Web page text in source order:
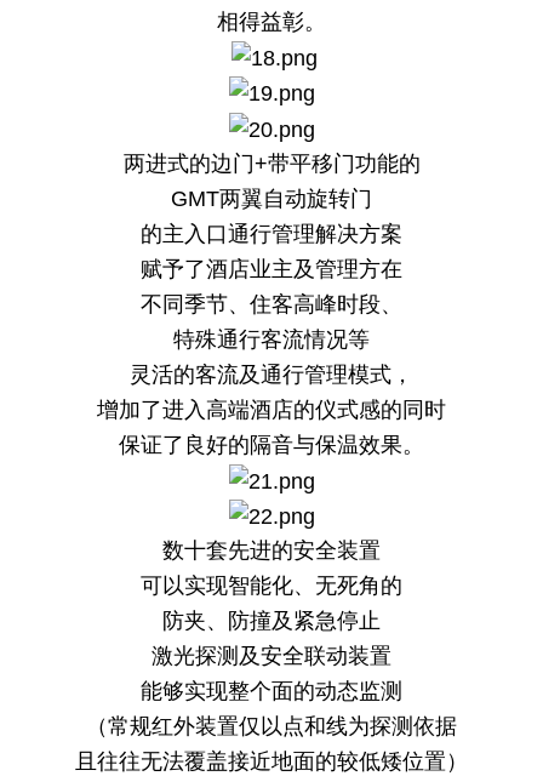
相得益彰。
两进式的边门+带平移门功能的
GMT两翼自动旋转门
的主入口通行管理解决方案
赋予了酒店业主及管理方在
不同季节、住客高峰时段、
特殊通行客流情况等
灵活的客流及通行管理模式，
增加了进入高端酒店的仪式感的同时
保证了良好的隔音与保温效果。
数十套先进的安全装置
可以实现智能化、无死角的
防夹、防撞及紧急停止
激光探测及安全联动装置
能够实现整个面的动态监测
（常规红外装置仅以点和线为探测依据
且往往无法覆盖接近地面的较低矮位置）